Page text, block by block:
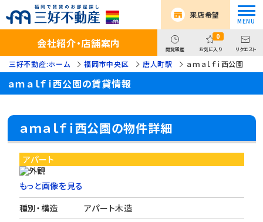
来店希望
会社紹介・店舗案内 閲覧履歴
0
お気に入り リクエスト
三好不動産:ホーム 福岡市中央区 唐人町駅 ａｍａｌｆｉ西公園
ａｍａｌｆｉ西公園の賃貸情報
ａｍａｌｆｉ西公園の物件詳細
アパート
もっと画像を見る
種別・構造
アパート木造